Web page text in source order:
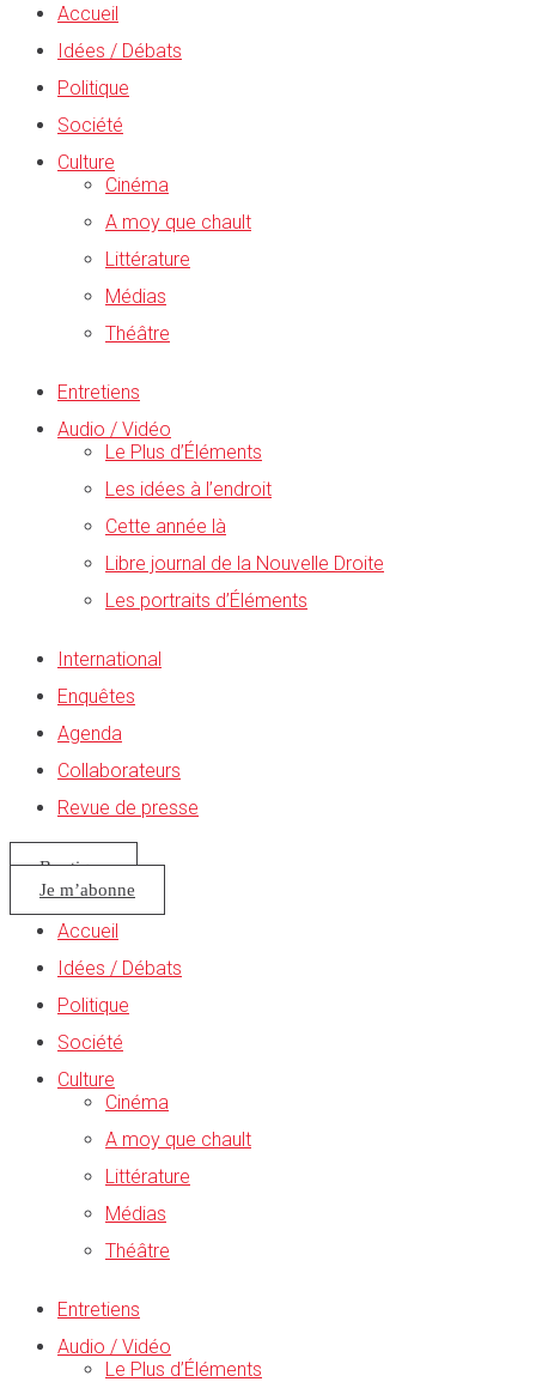
Accueil
Idées / Débats
Politique
Société
Culture
Cinéma
A moy que chault
Littérature
Médias
Théâtre
Entretiens
Audio / Vidéo
Le Plus d’Éléments
Les idées à l’endroit
Cette année là
Libre journal de la Nouvelle Droite
Les portraits d’Éléments
International
Enquêtes
Agenda
Collaborateurs
Revue de presse
Boutique
Je m’abonne
Accueil
Idées / Débats
Politique
Société
Culture
Cinéma
A moy que chault
Littérature
Médias
Théâtre
Entretiens
Audio / Vidéo
Le Plus d’Éléments